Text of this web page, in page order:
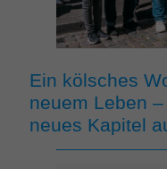
Ein kölsches
neuem Leben –
neues Kapitel